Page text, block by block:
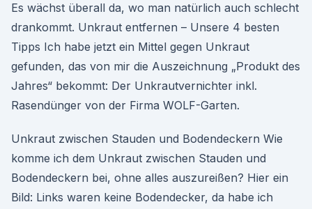
Es wächst überall da, wo man natürlich auch schlecht
drankommt. Unkraut entfernen – Unsere 4 besten
Tipps Ich habe jetzt ein Mittel gegen Unkraut
gefunden, das von mir die Auszeichnung „Produkt des
Jahres“ bekommt: Der Unkrautvernichter inkl.
Rasendünger von der Firma WOLF-Garten.
Unkraut zwischen Stauden und Bodendeckern Wie
komme ich dem Unkraut zwischen Stauden und
Bodendeckern bei, ohne alles auszureißen? Hier ein
Bild: Links waren keine Bodendecker, da habe ich